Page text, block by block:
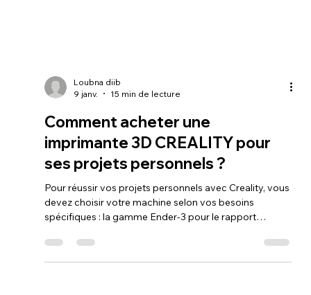
9 janv.
15 min de lecture
Comment acheter une
imprimante 3D CREALITY pour
ses projets personnels ?
Pour réussir vos projets personnels avec Creality, vous
spécifiques : la gamme Ender-3 pour le rapport